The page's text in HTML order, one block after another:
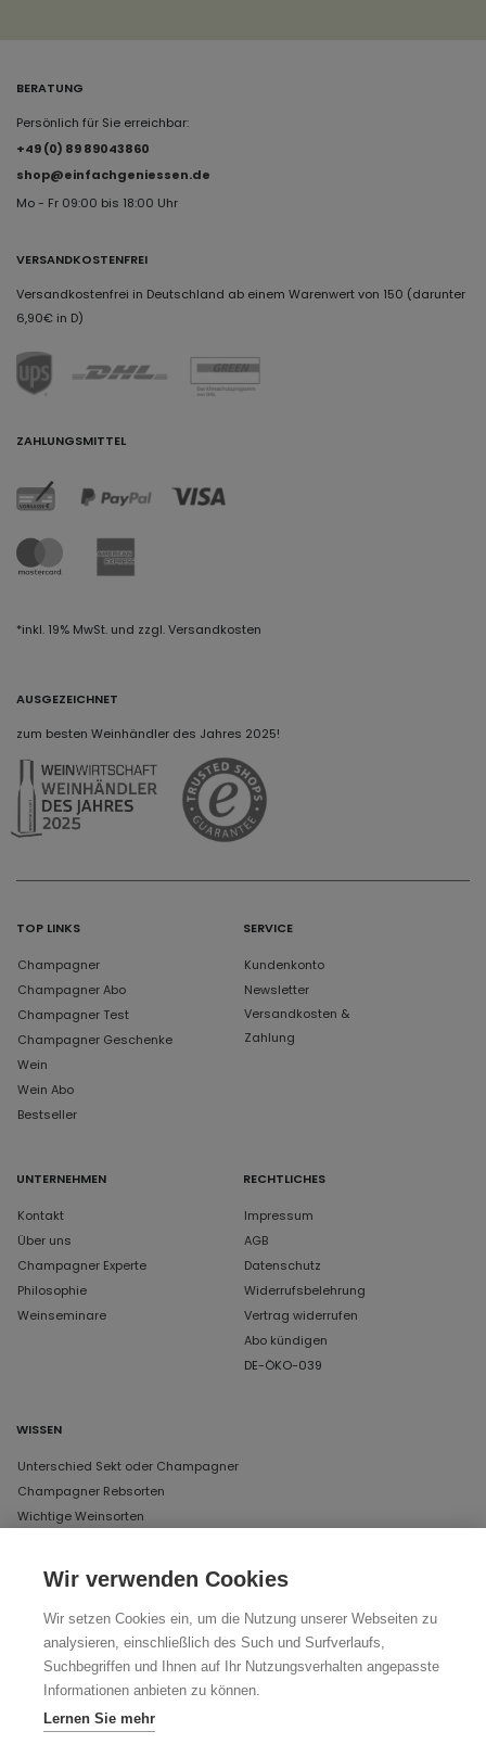
BERATUNG
Persönlich für Sie erreichbar:
+49 (0) 89 89043860
shop@einfachgeniessen.de
Mo - Fr 09:00 bis 18:00 Uhr
VERSANDKOSTENFREI
Versandkostenfrei in Deutschland ab einem Warenwert von 150 (darunter
6,90€ in D)
ZAHLUNGSMITTEL
*inkl. 19% MwSt. und zzgl. Versandkosten
AUSGEZEICHNET
zum besten Weinhändler des Jahres 2025!
TOP LINKS
Champagner
Champagner Abo
Champagner Test
Champagner Geschenke
Wein
Wein Abo
Bestseller
SERVICE
Kundenkonto
Newsletter
Versandkosten &
Zahlung
UNTERNEHMEN
Kontakt
Über uns
Champagner Experte
Philosophie
Weinseminare
RECHTLICHES
Impressum
AGB
Datenschutz
Widerrufsbelehrung
Vertrag widerrufen
Abo kündigen
DE-ÖKO-039
WISSEN
Unterschied Sekt oder Champagner
Champagner Rebsorten
Wichtige Weinsorten
UNSERE ÖFFNUNGSZEITEN IN MÜNCHEN
DAS LAGER
Schertlinstraße 17, 81379 München
Donnerstag und Freitag von 12 bis 18 Uhr
Ihr Weg zu uns
Wir verwenden Cookies
Wir setzen Cookies ein, um die Nutzung unserer Webseiten zu
analysieren, einschließlich des Such und Surfverlaufs,
Suchbegriffen und Ihnen auf Ihr Nutzungsverhalten angepasste
Informationen anbieten zu können.
Lernen Sie mehr